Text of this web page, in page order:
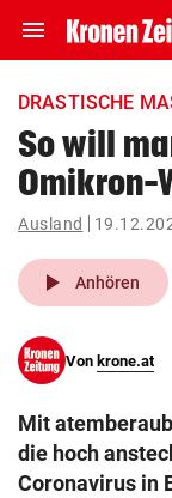
menu Navigation
ein-/
account_circle Anmelden
pin_drop
Wien
search
eingeben
DRASTISCHE
So will
Omikron-
Ausland
play_arrow Anhören
Von krone.at
Mit
die hoch
Coronavirus in